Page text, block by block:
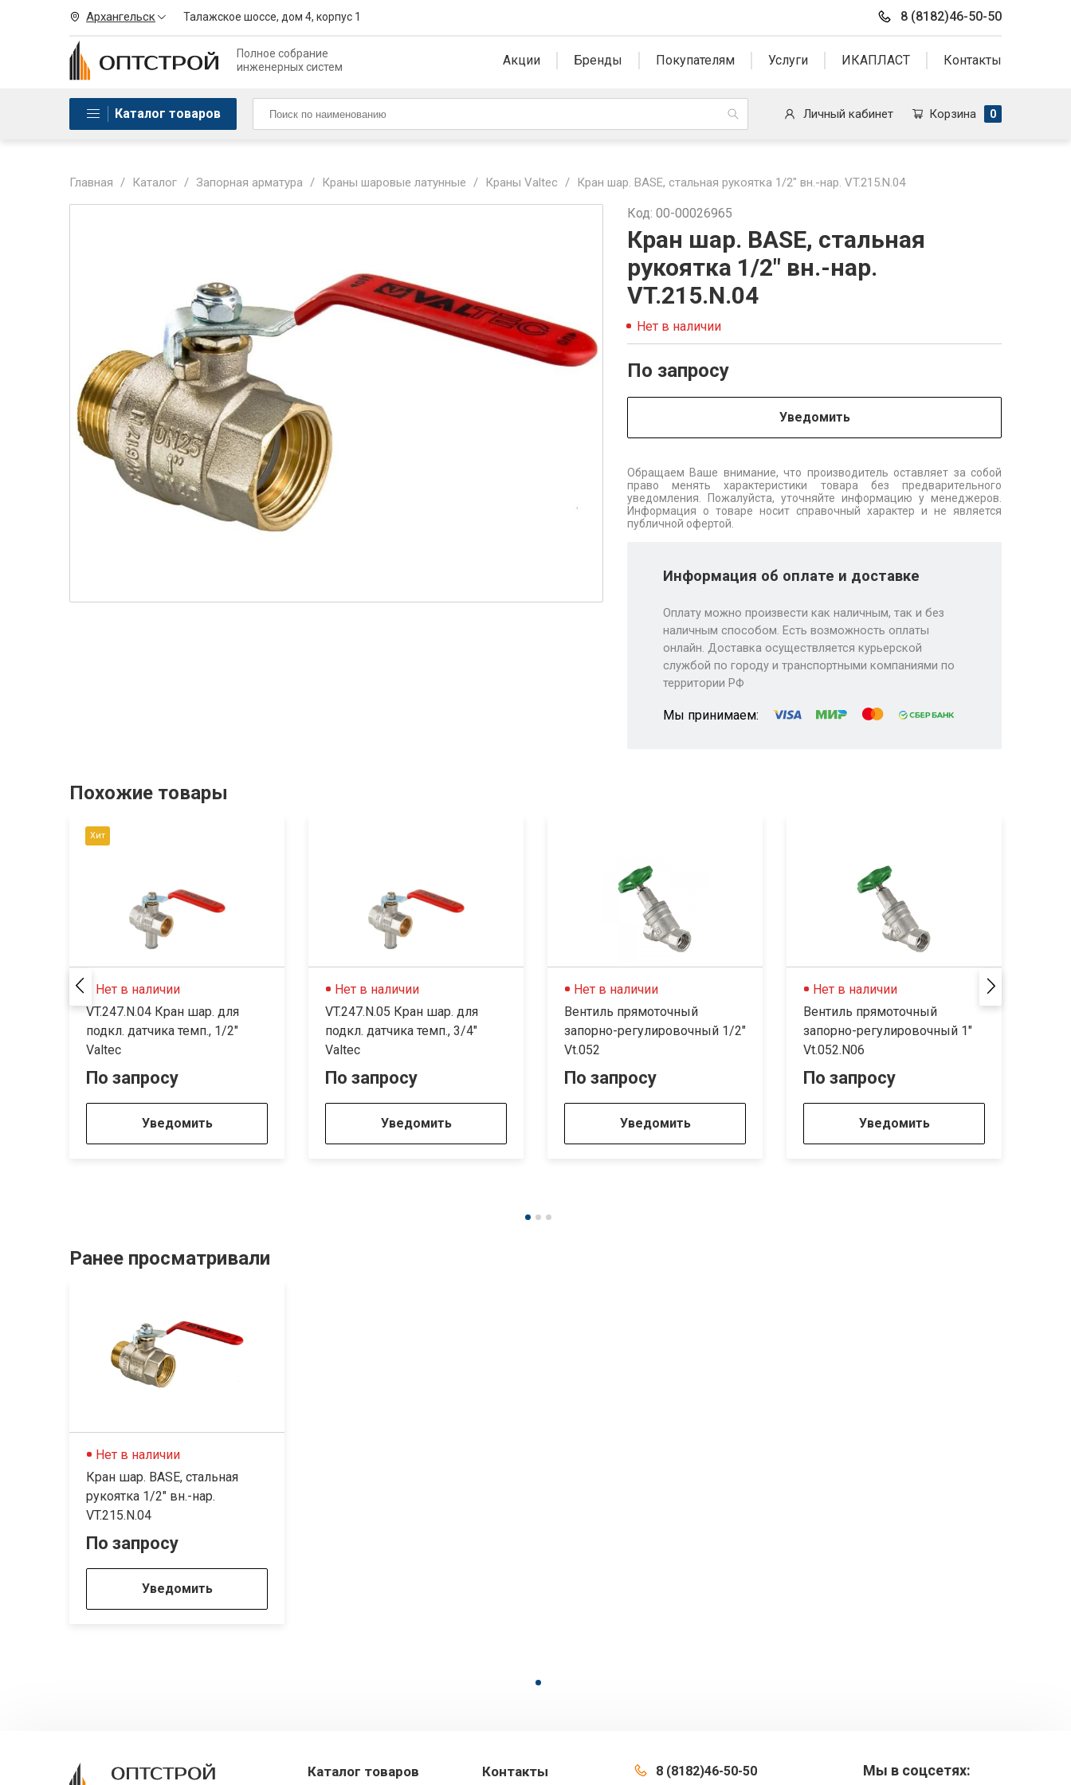
Архангельск Талажское шоссе, дом 4, корпус 1 8 (8182)46-50-50
Полное собрание
инженерных систем
Акции Бренды Покупателям Услуги ИКАПЛАСТ Контакты
Каталог товаров Личный кабинет Корзина 0
Главная / Каталог / Запорная арматура / Краны шаровые латунные / Краны Valtec / Кран шар. BASE, стальная рукоятка 1/2" вн.-нар. VT.215.N.04
Код: 00-00026965
Кран шар. BASE, стальная
рукоятка 1/2" вн.-нар.
VT.215.N.04
Нет в наличии
По запросу
Уведомить
Обращаем Ваше внимание, что производитель оставляет за собой
право менять характеристики товара без предварительного
уведомления. Пожалуйста, уточняйте информацию у менеджеров.
Информация о товаре носит справочный характер и не является
публичной офертой.
Информация об оплате и доставке
Оплату можно произвести как наличным, так и без
наличным способом. Есть возможность оплаты
онлайн. Доставка осуществляется курьерской
службой по городу и транспортными компаниями по
территории РФ
Мы принимаем:
Похожие товары
Хит
Нет в наличии
VT.247.N.04 Кран шар. для
подкл. датчика темп., 1/2"
Valtec
По запросу
Уведомить
Нет в наличии
VT.247.N.05 Кран шар. для
подкл. датчика темп., 3/4"
Valtec
По запросу
Уведомить
Нет в наличии
Вентиль прямоточный
запорно-регулировочный 1/2"
Vt.052
По запросу
Уведомить
Нет в наличии
Вентиль прямоточный
запорно-регулировочный 1"
Vt.052.N06
По запросу
Уведомить
Ранее просматривали
Нет в наличии
Кран шар. BASE, стальная
рукоятка 1/2" вн.-нар.
VT.215.N.04
По запросу
Уведомить
Каталог товаров Контакты 8 (8182)46-50-50 Мы в соцсетях: